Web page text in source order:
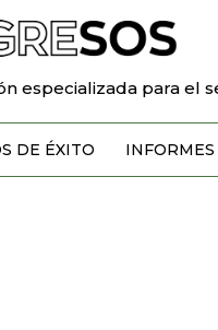
especializada para el
DE ÉXITO INFORMES